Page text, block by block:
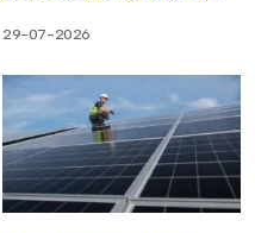
29-07-2026